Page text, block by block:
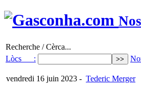
Recherche / Cèrca...
Lòcs :
vendredi 16 juin 2023 - Tederic Merger